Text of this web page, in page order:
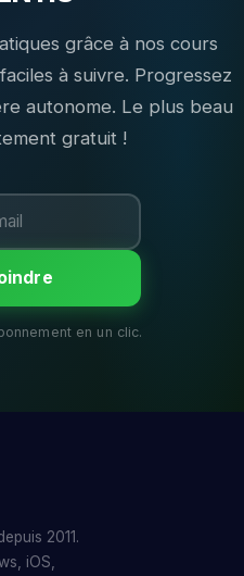
grâce à nos cours
à suivre. Progressez
autonome. Le plus beau
gratuit !
2011.
iOS,